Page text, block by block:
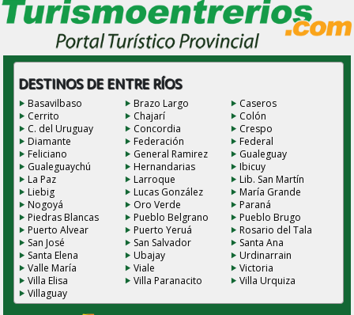
DESTINOS DE ENTRE RÍOS
Basavilbaso Brazo Largo
Caseros
Cerrito
Chajarí
Colón
C. del Uruguay
Concordia
Crespo
Diamante
Federación
Federal
Feliciano
General Ramirez
Gualeguay
Gualeguaychú
Hernandarias
Ibicuy
La Paz
Larroque
Lib. San Martín
Liebig
Lucas González
María Grande
Nogoyá
Oro Verde
Paraná
Piedras Blancas
Pueblo Belgrano
Pueblo Brugo
Puerto Alvear
Puerto Yeruá
Rosario del Tala
San José
San Salvador
Santa Ana
Santa Elena
Ubajay
Urdinarrain
Valle María
Viale
Victoria
Villa Elisa
Villa Paranacito
Villa Urquiza
Villaguay